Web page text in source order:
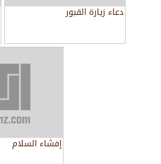
دعاء زيارة القبور
إفشاء السلام